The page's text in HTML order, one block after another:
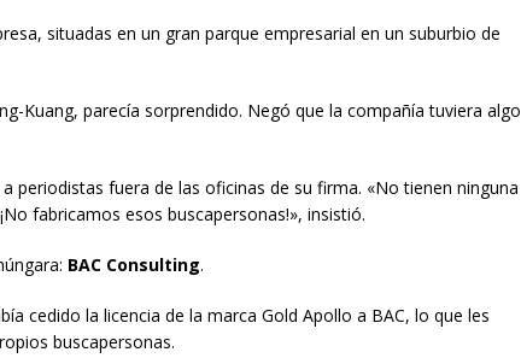
situadas en un gran parque empresarial en un suburbio de
Kuang, parecía sorprendido. Negó que la compañía tuviera algo
periodistas fuera de las oficinas de su firma. «No tienen ninguna
fabricamos esos buscapersonas!», insistió.
BAC Consulting.
cedido la licencia de la marca Gold Apollo a BAC, lo que les
buscapersonas.